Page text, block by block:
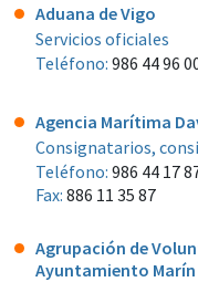
Aduana de Vigo
Servicios oficiales
Teléfono: 986 44 96
Agencia Marítima
Consignatarios,
Teléfono: 986 44 17
Fax: 886 11 35 87
Agrupación de
Ayuntamiento Marín